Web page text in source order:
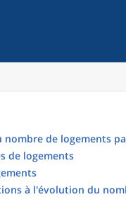
nombre de logements
de logements
à l'évolution du